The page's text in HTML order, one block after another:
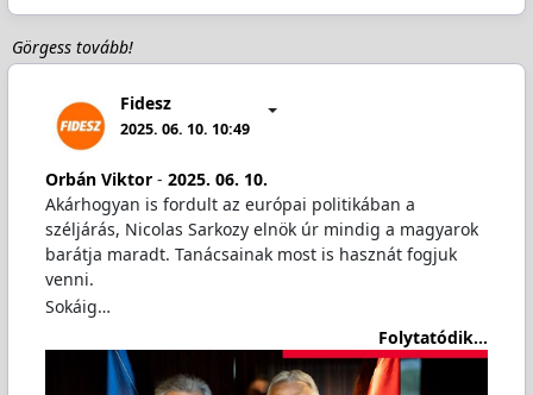
Görgess tovább!
Fidesz
2025. 06. 10. 10:49
Orbán Viktor- 2025. 06. 10.
Akárhogyan is fordult az európai politikában a
széljárás, Nicolas Sarkozy elnök úr mindig a magyarok
barátja maradt. Tanácsainak most is hasznát fogjuk
venni.
Sokáig…
Folytatódik...